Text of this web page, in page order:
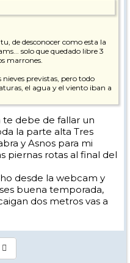
de desconocer como esta la
solo que quedado libre 3
marrones.
nieves previstas, pero todo
el agua y el viento iban a
te debe de fallar un
la parte alta Tres
y Asnos para mi
piernas rotas al final del
desde la webcam y
buena temporada,
dos metros vas a